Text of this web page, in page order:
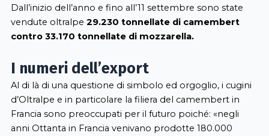
Dall’inizio dell’anno e fino all’11 settembre sono state
vendute oltralpe 29.230 tonnellate di camembert
contro 33.170 tonnellate di mozzarella.
I numeri dell’export
Al di là di una questione di simbolo ed orgoglio, i cugini
d’Oltralpe e in particolare la filiera del camembert in
Francia sono preoccupati per il futuro poiché: «negli
anni Ottanta in Francia venivano prodotte 180.000